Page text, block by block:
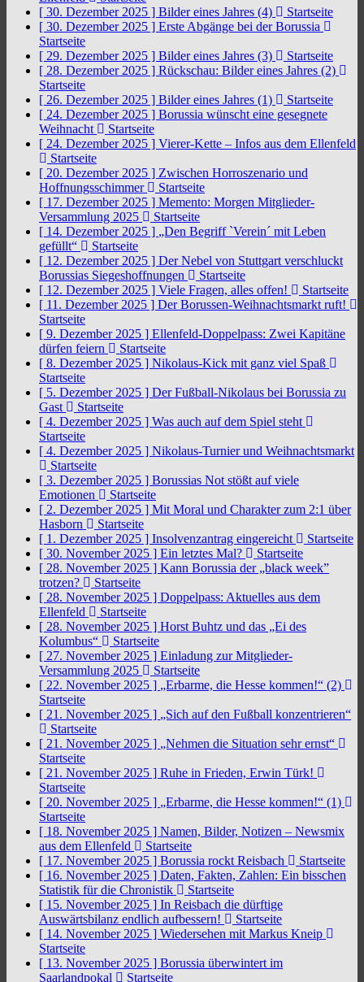
[ 30. Dezember 2025 ] Bilder eines Jahres (4)
Startseite
[ 30. Dezember 2025 ] Erste Abgänge bei der Borussia
Startseite
[ 29. Dezember 2025 ] Bilder eines Jahres (3)
Startseite
[ 28. Dezember 2025 ] Rückschau: Bilder eines Jahres (2)
Startseite
[ 26. Dezember 2025 ] Bilder eines Jahres (1)
Startseite
[ 24. Dezember 2025 ] Borussia wünscht eine gesegnete
Weihnacht
Startseite
[ 24. Dezember 2025 ] Vierer-Kette – Infos aus dem Ellenfeld
Startseite
[ 20. Dezember 2025 ] Zwischen Horroszenario und
Hoffnungsschimmer
Startseite
[ 17. Dezember 2025 ] Memento: Morgen Mitglieder-
Versammlung 2025
Startseite
[ 14. Dezember 2025 ] „Den Begriff `Verein´ mit Leben
gefüllt“
Startseite
[ 12. Dezember 2025 ] Der Nebel von Stuttgart verschluckt
Borussias Siegeshoffnungen
Startseite
[ 12. Dezember 2025 ] Viele Fragen, alles offen!
Startseite
[ 11. Dezember 2025 ] Der Borussen-Weihnachtsmarkt ruft!
Startseite
[ 9. Dezember 2025 ] Ellenfeld-Doppelpass: Zwei Kapitäne
dürfen feiern
Startseite
[ 8. Dezember 2025 ] Nikolaus-Kick mit ganz viel Spaß
Startseite
[ 5. Dezember 2025 ] Der Fußball-Nikolaus bei Borussia zu
Gast
Startseite
[ 4. Dezember 2025 ] Was auch auf dem Spiel steht
Startseite
[ 4. Dezember 2025 ] Nikolaus-Turnier und Weihnachtsmarkt
Startseite
[ 3. Dezember 2025 ] Borussias Not stößt auf viele
Emotionen
Startseite
[ 2. Dezember 2025 ] Mit Moral und Charakter zum 2:1 über
Hasborn
Startseite
[ 1. Dezember 2025 ] Insolvenzantrag eingereicht
Startseite
[ 30. November 2025 ] Ein letztes Mal?
Startseite
[ 28. November 2025 ] Kann Borussia der „black week”
trotzen?
Startseite
[ 28. November 2025 ] Doppelpass: Aktuelles aus dem
Ellenfeld
Startseite
[ 28. November 2025 ] Horst Buhtz und das „Ei des
Kolumbus“
Startseite
[ 27. November 2025 ] Einladung zur Mitglieder-
Versammlung 2025
Startseite
[ 22. November 2025 ] „Erbarme, die Hesse kommen!“ (2)
Startseite
[ 21. November 2025 ] „Sich auf den Fußball konzentrieren“
Startseite
[ 21. November 2025 ] „Nehmen die Situation sehr ernst“
Startseite
[ 21. November 2025 ] Ruhe in Frieden, Erwin Türk!
Startseite
[ 20. November 2025 ] „Erbarme, die Hesse kommen!“ (1)
Startseite
[ 18. November 2025 ] Namen, Bilder, Notizen – Newsmix
aus dem Ellenfeld
Startseite
[ 17. November 2025 ] Borussia rockt Reisbach
Startseite
[ 16. November 2025 ] Daten, Fakten, Zahlen: Ein bisschen
Statistik für die Chronistik
Startseite
[ 15. November 2025 ] In Reisbach die dürftige
Auswärtsbilanz endlich aufbessern!
Startseite
[ 14. November 2025 ] Wiedersehen mit Markus Kneip
Startseite
[ 13. November 2025 ] Borussia überwintert im
Saarlandpokal
Startseite